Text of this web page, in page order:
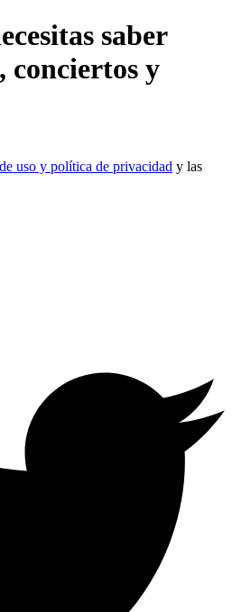
saber
conciertos y
uso y política de privacidad y las